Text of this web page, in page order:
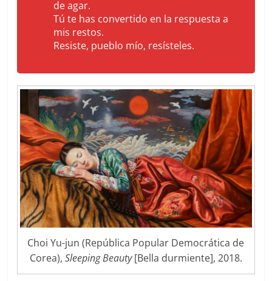
de agar.
Tú te has convertido en la respuesta a
mis restos.
Resiste, pueblo mío, resísteles.
Choi Yu-jun (República Popular Democrática de
Corea), Sleeping Beauty[Bella durmiente], 2018.